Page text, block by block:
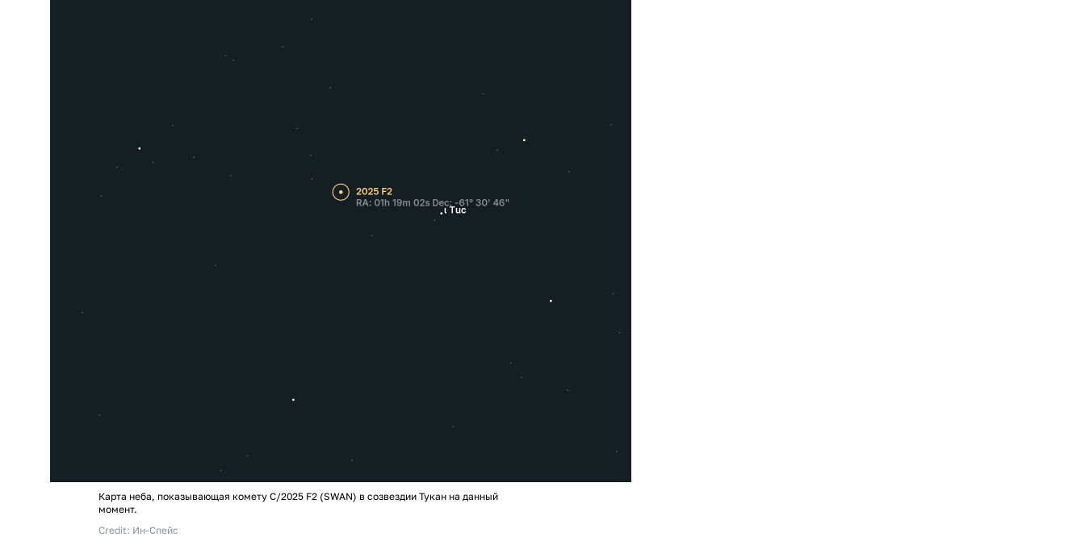
Карта неба, показывающая комету C/2025 F2 (SWAN) в созвездии Тукан на данный
момент.
Credit: Ин-Спейс